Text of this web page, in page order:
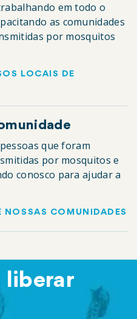
em todo o
as comunidades
por mosquitos
LOCAIS DE
que foram
por mosquitos e
conosco para ajudar a
NOSSAS COMUNIDADES
liberar